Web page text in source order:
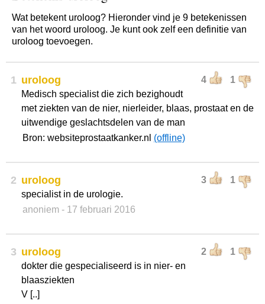
Wat betekent uroloog? Hieronder vind je 9 betekenissen
van het woord uroloog. Je kunt ook zelf een definitie van
uroloog toevoegen.
1 4 1
uroloog
Medisch specialist die zich bezighoudt
met ziekten van de nier, nierleider, blaas, prostaat en de
uitwendige geslachtsdelen van de man
Bron: websiteprostaatkanker.nl (offline)
2 3 1
uroloog
specialist in de urologie.
anoniem - 17 februari 2016
3 2 1
uroloog
dokter die gespecialiseerd is in nier- en
blaasziekten
V [..]